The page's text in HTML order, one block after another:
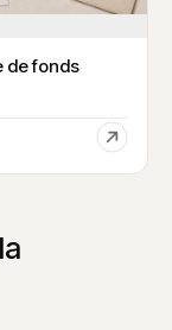
de fonds